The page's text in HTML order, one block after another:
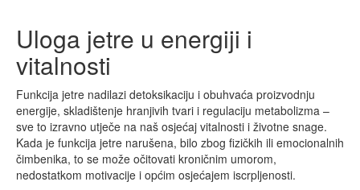
Uloga jetre u energiji i
vitalnosti
Funkcija jetre nadilazi detoksikaciju i obuhvaća proizvodnju
energije, skladištenje hranjivih tvari i regulaciju metabolizma –
sve to izravno utječe na naš osjećaj vitalnosti i životne snage.
Kada je funkcija jetre narušena, bilo zbog fizičkih ili emocionalnih
čimbenika, to se može očitovati kroničnim umorom,
nedostatkom motivacije i općim osjećajem iscrpljenosti.